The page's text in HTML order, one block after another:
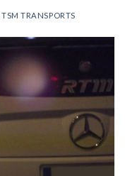
TSM TRANSPORTS